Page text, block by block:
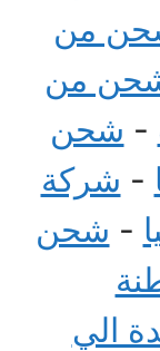
من
من
- شحن
- شركة
- شحن
الي